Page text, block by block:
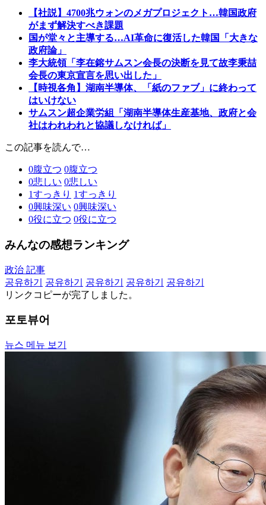
【社説】4700兆ウォンのメガプロジェクト…韓国政府
がまず解決すべき課題
国が堂々と主導する…AI革命に復活した韓国「大きな
政府論」
李大統領「李在鎔サムスン会長の決断を見て故李秉喆
会長の東京宣言を思い出した」
【時視各角】湖南半導体、「紙のファブ」に終わって
はいけない
サムスン超企業労組「湖南半導体生産基地、政府と会
社はわれわれと協議しなければ」
この記事を読んで…
0腹立つ 0腹立つ
0悲しい 0悲しい
1すっきり 1すっきり
0興味深い 0興味深い
0役に立つ 0役に立つ
みんなの感想ランキング
政治 記事
공유하기
공유하기 공유하기 공유하기
공유하기
リンクコピーが完了しました。
포토뷰어
뉴스 메뉴 보기